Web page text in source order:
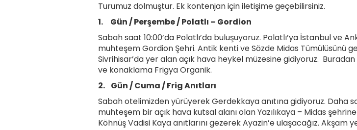
Turumuz dolmuştur. Ek kontenjan için iletişime geçebilirsiniz.
1. Gün / Perşembe / Polatlı – Gordion
Sabah saat 10:00’da Polatlı’da buluşuyoruz. Polatlı’ya İstanbul ve
muhteşem Gordion Şehri. Antik kenti ve Sözde Midas Tümülüsünü
Sivrihisar’da yer alan açık hava heykel müzesine gidiyoruz.
ve konaklama Frigya Organik.
2. Gün / Cuma / Frig Anıtları
Sabah otelimizden yürüyerek Gerdekkaya anıtına gidiyoruz. Daha
muhteşem bir açık hava kutsal alanı olan Yazılıkaya – Midas
Köhnüş Vadisi Kaya anıtlarını gezerek Ayazin’e ulaşacağız.